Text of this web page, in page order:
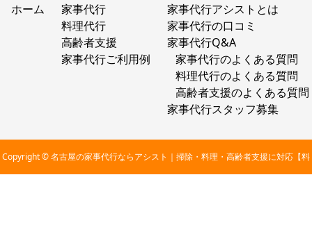
ホーム
家事代行
料理代行
高齢者支援
家事代行ご利用例
家事代行アシストとは
家事代行の口コミ
家事代行Q&A
家事代行のよくある質問
料理代行のよくある質問
高齢者支援のよくある質問
家事代行スタッフ募集
Copyright © 名古屋の家事代行ならアシスト｜掃除・料理・高齢者支援に対応【料